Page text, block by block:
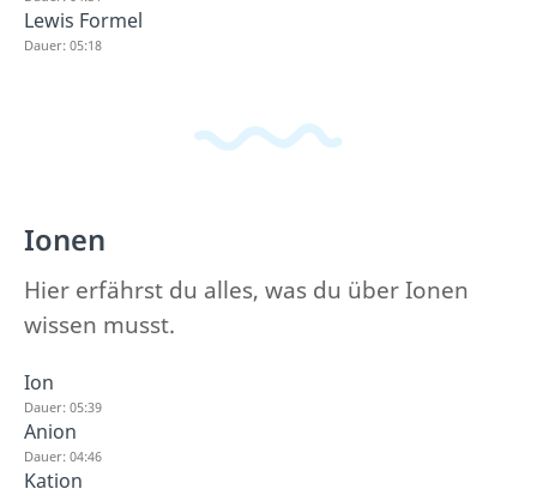
Lewis Formel
Dauer: 05:18
Ionen
Hier erfährst du alles, was du über Ionen
wissen musst.
Ion
Dauer: 05:39
Anion
Dauer: 04:46
Kation